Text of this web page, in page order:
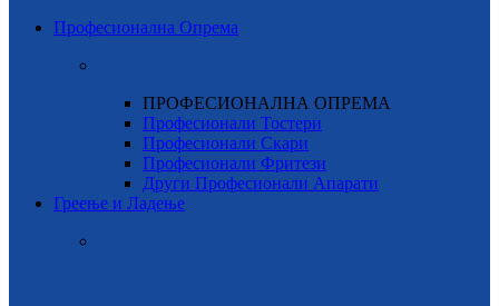
Професионална Опрема
ПРОФЕСИОНАЛНА ОПРЕМА
Професионали Тостери
Професионали Скари
Професионали Фритези
Други Професионали Апарати
Греење и Ладење